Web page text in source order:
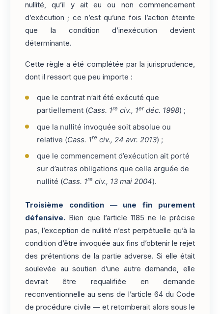
nullité, qu’il y ait eu ou non commencement
d’exécution ; ce n’est qu’une fois l’action éteinte
que la condition d’inexécution devient
déterminante.
Cette règle a été complétée par la jurisprudence,
dont il ressort que peu importe :
que le contrat n’ait été exécuté que
partiellement (Cass. 1re civ., 1erdéc. 1998) ;
que la nullité invoquée soit absolue ou
relative (Cass. 1re civ., 24 avr. 2013) ;
que le commencement d’exécution ait porté
sur d’autres obligations que celle arguée de
nullité (Cass. 1re civ., 13 mai 2004).
Troisième condition — une fin purement
défensive. Bien que l’article 1185 ne le précise
pas, l’exception de nullité n’est perpétuelle qu’à la
condition d’être invoquée aux fins d’obtenir le rejet
des prétentions de la partie adverse. Si elle était
soulevée au soutien d’une autre demande, elle
devrait être requalifiée en demande
reconventionnelle au sens de l’article 64 du Code
de procédure civile — et retomberait alors sous le